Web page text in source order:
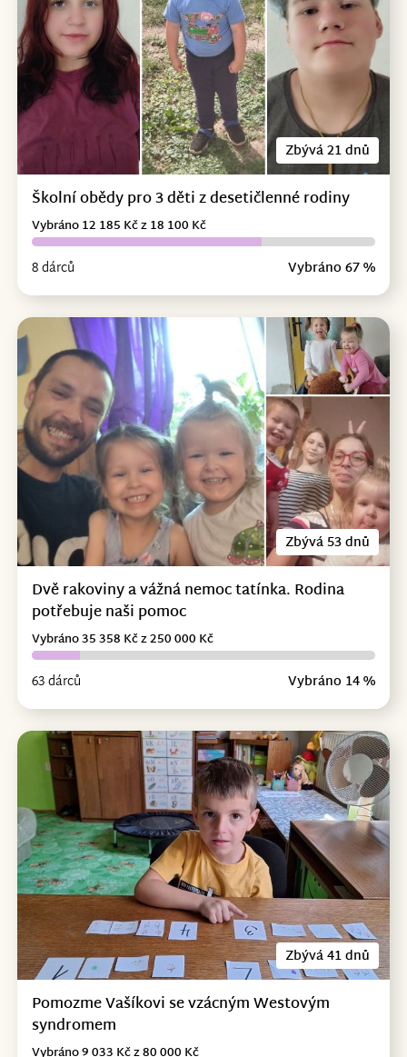
Zbývá 21 dnů
Školní obědy pro 3 děti z desetičlenné rodiny
8 dárců Vybráno 67 %
Vybráno 12 185 Kč z 18 100 Kč
Zbývá 53 dnů
Dvě rakoviny a vážná nemoc tatínka. Rodina
potřebuje naši pomoc
63 dárců Vybráno 14 %
Vybráno 35 358 Kč z 250 000 Kč
Zbývá 41 dnů
Pomozme Vašíkovi se vzácným Westovým
syndromem